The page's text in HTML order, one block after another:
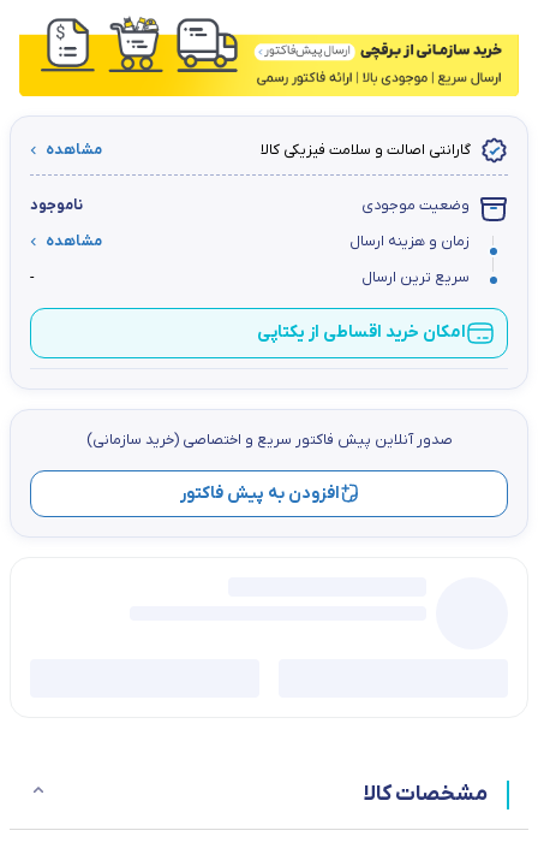
گارانتی اصالت و سلامت فیزیکی کالا مشاهده
وضعیت موجودی
ناموجود
زمان و هزینه ارسال
مشاهده
سریع ترین ارسال
-
امکان خرید اقساطی از یکتاپی
صدور آنلاین پيش فاكتور سریع و اختصاصي (خرید سازمانی)
افزودن به پیش فاکتور
مشخصات کالا